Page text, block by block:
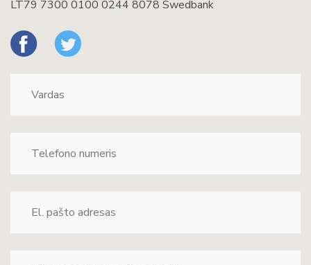
LT79 7300 0100 0244 8078 Swedbank